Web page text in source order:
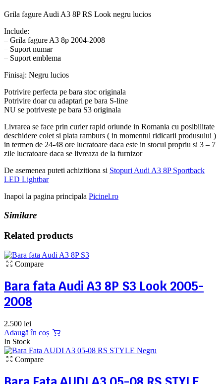
Grila fagure Audi A3 8P RS Look negru lucios
Include:
– Grila fagure A3 8p 2004-2008
– Suport numar
– Suport emblema
Finisaj: Negru lucios
Potrivire perfecta pe bara stoc originala
Potrivire doar cu adaptari pe bara S-line
NU se potriveste pe bara S3 originala
Livrarea se face prin curier rapid oriunde in Romania cu posibilitate
deschidere colet si plata ramburs ( in momentul ridicarii produsului )
in termen de 24-48 ore lucratoare daca este in stocul propriu si 3 – 7
zile lucratoare daca se livreaza de la furnizor
De asemenea puteti achizitiona si Stopuri Audi A3 8P Sportback
LED Lightbar
Inapoi la pagina principala Picinel.ro
Similare
Related products
Compare
Bara fata Audi A3 8P S3 Look 2005-
2008
2.500 lei
Adaugă în coș
In Stock
Compare